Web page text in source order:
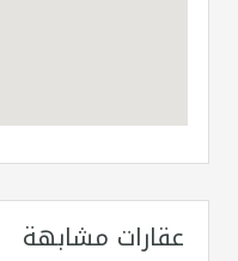
عقارات مشابهة